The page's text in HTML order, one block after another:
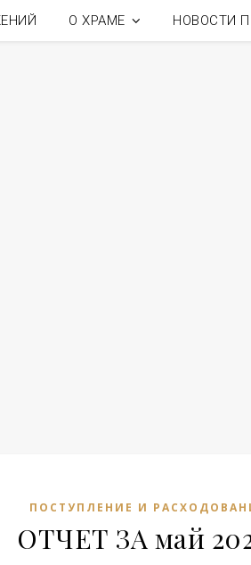
О ХРАМЕ НОВОСТИ
ПОСТУПЛЕНИЕ И
ОТЧЕТ ЗА май